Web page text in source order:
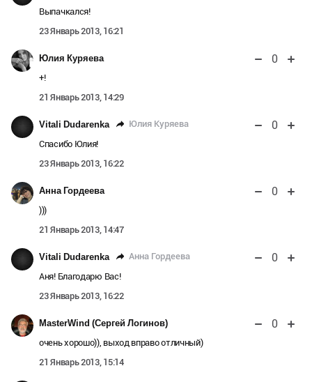
Выпачкался!
23 Январь 2013, 16:21
Юлия Куряева 0
+!
21 Январь 2013, 14:29
Vitali Dudarenka Юлия Куряева 0
Спасибо Юлия!
23 Январь 2013, 16:22
Анна Гордеева 0
)))
21 Январь 2013, 14:47
Vitali Dudarenka Анна Гордеева 0
Аня! Благодарю Вас!
23 Январь 2013, 16:22
MasterWind (Сергей Логинов) 0
очень хорошо)), выход вправо отличный)
21 Январь 2013, 15:14